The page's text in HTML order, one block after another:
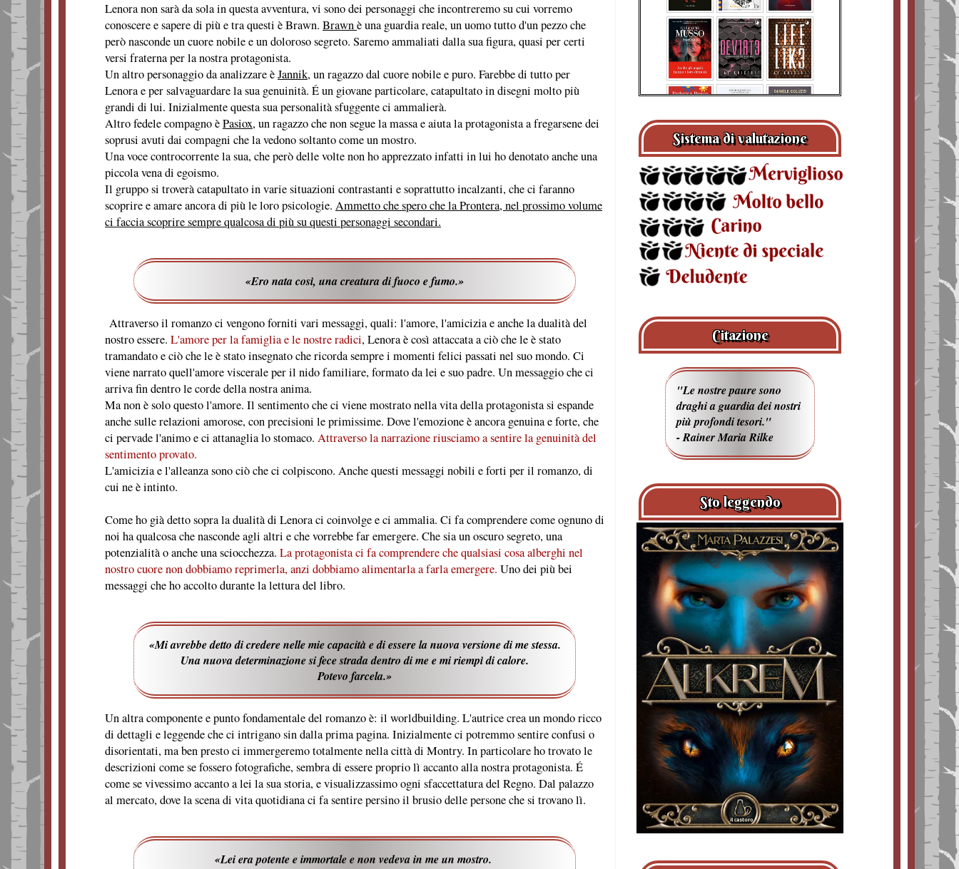
Lenora non sarà da sola in questa avventura, vi sono dei personaggi che incontreremo su cui vorremo
conoscere e sapere di più e tra questi è Brawn. Brawnè una guardia reale, un uomo tutto d'un pezzo che
però nasconde un cuore nobile e un doloroso segreto. Saremo ammaliati dalla sua figura, quasi per certi
versi fraterna per la nostra protagonista.
Un altro personaggio da analizzare èJannik, un ragazzo dal cuore nobile e puro. Farebbe di tutto per
Lenora e per salvaguardare la sua genuinità. É un giovane particolare, catapultato in disegni molto più
grandi di lui. Inizialmente questa sua personalità sfuggente ci ammalierà.
Altro fedele compagno èPasiox, un ragazzo che non segue la massa e aiuta la protagonista a fregarsene dei
soprusi avuti dai compagni che la vedono soltanto come un mostro.
Una voce controcorrente la sua, che però delle volte non ho apprezzato infatti in lui ho denotato anche una
piccola vena di egoismo.
Il gruppo si troverà catapultato in varie situazioni contrastanti e soprattutto incalzanti, che ci faranno
scoprire e amare ancora di più le loro psicologie. Ammetto che spero che la Prontera, nel prossimo volume
ci faccia scoprire sempre qualcosa di più su questi personaggi secondari.
«Ero nata così, una creatura di fuoco e fumo.»
Attraverso il romanzo ci vengono forniti vari messaggi, quali: l'amore, l'amicizia e anche la dualità del
nostro essere. L'amore per la famiglia e le nostre radici, Lenora è così attaccata a ciò che le è stato
tramandato e ciò che le è stato insegnato che ricorda sempre i momenti felici passati nel suo mondo. Ci
viene narrato quell'amore viscerale per il nido familiare, formato da lei e suo padre. Un messaggio che ci
arriva fin dentro le corde della nostra anima.
Ma non è solo questo l'amore. Il sentimento che ci viene mostrato nella vita della protagonista si espande
anche sulle relazioni amorose, con precisioni le primissime. Dove l'emozione è ancora genuina e forte, che
ci pervade l'animo e ci attanaglia lo stomaco. Attraverso la narrazione riusciamo a sentire la genuinità del
sentimento provato.
L'amicizia e l'alleanza sono ciò che ci colpiscono. Anche questi messaggi nobili e forti per il romanzo, di
cui ne è intinto.
Come ho già detto sopra la dualità di Lenora ci coinvolge e ci ammalia. Ci fa comprendere come ognuno di
noi ha qualcosa che nasconde agli altri e che vorrebbe far emergere. Che sia un oscuro segreto, una
potenzialità o anche una sciocchezza. La protagonista ci fa comprendere che qualsiasi cosa alberghi nel
nostro cuore non dobbiamo reprimerla, anzi dobbiamo alimentarla a farla emergere. Uno dei più bei
messaggi che ho accolto durante la lettura del libro.
«Mi avrebbe detto di credere nelle mie capacità e di essere la nuova versione di me stessa.
Una nuova determinazione si fece strada dentro di me e mi riempì di calore.
Potevo farcela.»
Un altra componente e punto fondamentale del romanzo è: il worldbuilding. L'autrice crea un mondo ricco
di dettagli e leggende che ci intrigano sin dalla prima pagina. Inizialmente ci potremmo sentire confusi o
disorientati, ma ben presto ci immergeremo totalmente nella città di Montry. In particolare ho trovato le
descrizioni come se fossero fotografiche, sembra di essere proprio lì accanto alla nostra protagonista. É
come se vivessimo accanto a lei la sua storia, e visualizzassimo ogni sfaccettatura del Regno. Dal palazzo
al mercato, dove la scena di vita quotidiana ci fa sentire persino il brusio delle persone che si trovano lì.
«Lei era potente e immortale e non vedeva in me un mostro.
Sistema di valutazione
Citazione
"Le nostre paure sono
draghi a guardia dei nostri
più profondi tesori."
- Rainer Maria Rilke
Sto leggendo